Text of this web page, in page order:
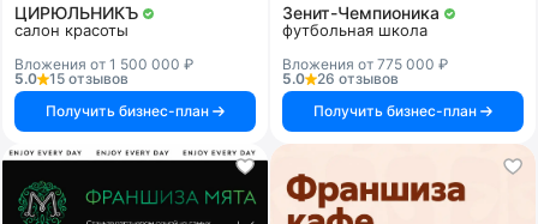
ЦИРЮЛЬНИКЪ
салон красоты
Вложения от 1 500 000 ₽
5.0
15 отзывов
Получить бизнес-план
Зенит-Чемпионика
футбольная школа
Вложения от 775 000 ₽
5.0
26 отзывов
Получить бизнес-план